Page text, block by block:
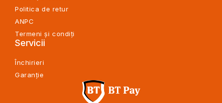
Politica de retur
ANPC
Termeni și condiți
Servicii
Închirieri
Garanție